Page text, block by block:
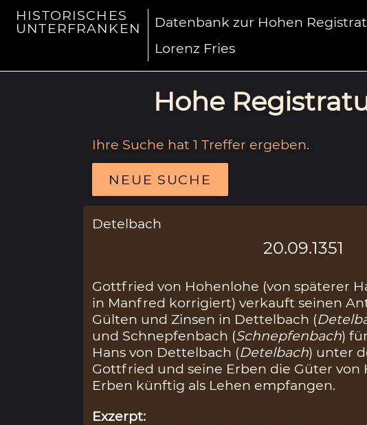
HISTORISCHES
UNTERFRANKEN
Datenbank zur Hohen
Lorenz Fries
Hohe
Ihre Suche hat 1 Treffer ergeben.
NEUE SUCHE
Detelbach
20.09.1351
Gottfried von Hohenlohe (von späterer
in Manfred korrigiert) verkauft seinen
Gülten und Zinsen in Dettelbach (
und Schnepfenbach (Schnepfenbach)
Hans von Dettelbach (Detelbach) unter
Gottfried und seine Erben die Güter von
Erben künftig als Lehen empfangen.
Exzerpt: